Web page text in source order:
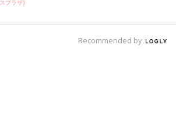
が解決して、暮らしがすっきり快適になり
後の動線が想像できず、こうしたら便利に
イスがあったら知りたいです」（なお）
プラザ)
Recommended by